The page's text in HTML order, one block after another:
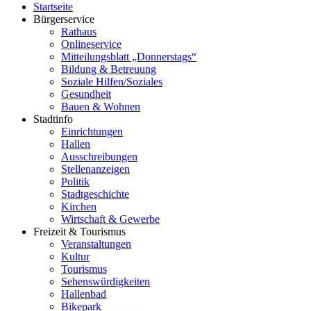
Startseite
Bürgerservice
Rathaus
Onlineservice
Mitteilungsblatt „Donnerstags“
Bildung & Betreuung
Soziale Hilfen/Soziales
Gesundheit
Bauen & Wohnen
Stadtinfo
Einrichtungen
Hallen
Ausschreibungen
Stellenanzeigen
Politik
Stadtgeschichte
Kirchen
Wirtschaft & Gewerbe
Freizeit & Tourismus
Veranstaltungen
Kultur
Tourismus
Sehenswürdigkeiten
Hallenbad
Bikepark